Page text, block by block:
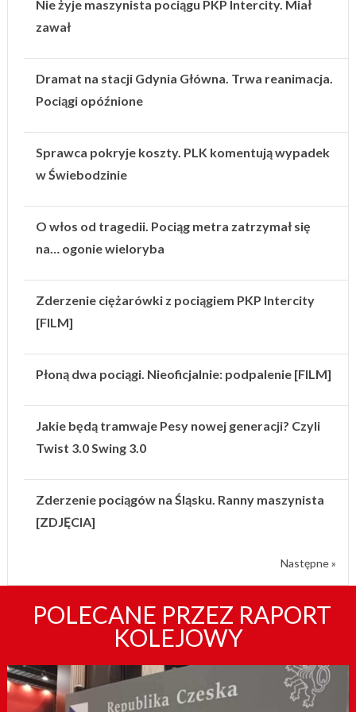
Nie żyje maszynista pociągu PKP Intercity. Miał
zawał
Dramat na stacji Gdynia Główna. Trwa reanimacja.
Pociągi opóźnione
Sprawca pokryje koszty. PLK komentują wypadek
w Świebodzinie
O włos od tragedii. Pociąg metra zatrzymał się
na… ogonie wieloryba
Zderzenie ciężarówki z pociągiem PKP Intercity
[FILM]
Płoną dwa pociągi. Nieoficjalnie: podpalenie [FILM]
Jakie będą tramwaje Pesy nowej generacji? Czyli
Twist 3.0 Swing 3.0
Zderzenie pociągów na Śląsku. Ranny maszynista
[ZDJĘCIA]
Następne »
POLECANE PRZEZ RAPORT
KOLEJOWY